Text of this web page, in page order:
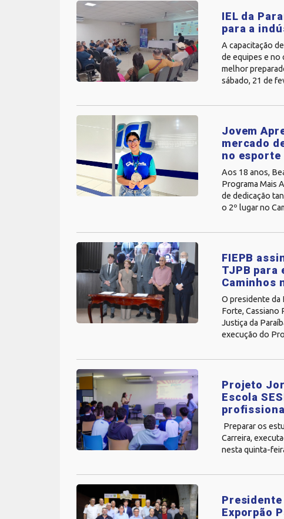
IEL da
para a
A capacitação
de equipes e no
melhor
sábado, 21 de
Jovem
mercado
no esporte
Aos 18 anos,
Programa Mais
de dedicação
o 2º lugar no
FIEPB
TJPB para
Caminhos
O presidente da
Forte, Cassiano
Justiça da
execução do
Projeto
Escola
profissional
Preparar os
Carreira,
nesta quinta-
Presidente
Exporpão